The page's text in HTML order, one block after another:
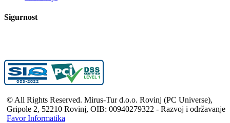
Sigurnost
© All Rights Reserved. Mirus-Tur d.o.o. Rovinj (PC Universe),
Gripole 2, 52210 Rovinj, OIB: 00940279322 - Razvoj i održavanje
Favor Informatika